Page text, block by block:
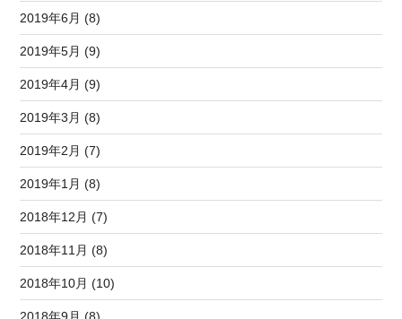
2019年6月 (8)
2019年5月 (9)
2019年4月 (9)
2019年3月 (8)
2019年2月 (7)
2019年1月 (8)
2018年12月 (7)
2018年11月 (8)
2018年10月 (10)